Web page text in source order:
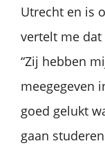
Utrecht en is
vertelt me
“Zij hebben
meegegeven
goed gelukt
gaan